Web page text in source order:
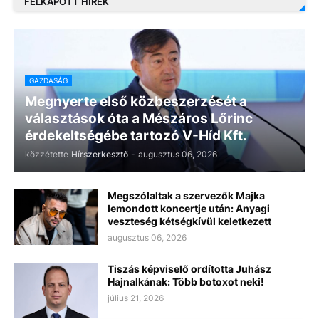
GAZDASÁG
Megnyerte első közbeszerzését a
választások óta a Mészáros Lőrinc
érdekeltségébe tartozó V-Híd Kft.
közzétette Hírszerkesztő - augusztus 06, 2026
Megszólaltak a szervezők Majka
lemondott koncertje után: Anyagi
veszteség kétségkívül keletkezett
augusztus 06, 2026
Tiszás képviselő ordította Juhász
Hajnalkának: Több botoxot neki!
július 21, 2026